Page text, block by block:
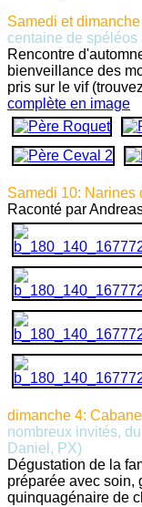
Samedi et
centaine de
Rencontre
bienveillance des
pris sur le vif
complète en image
Samedi 10: Narines
Raconté par
dimanche 4:
nombreux invités,
Daniel, PX)
Dégustation de la
préparée avec soin,
quinquagénaire de